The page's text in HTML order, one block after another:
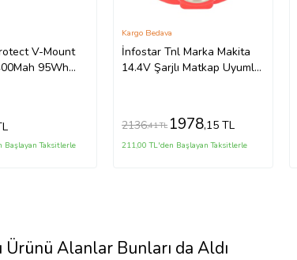
V-Mount
95Wh
Başlayan Taksitlerle
İnfostar Tnl Marka Makita
14.4V Şarjlı Matkap Uyumlu
Kargo Bedava
2136,41 TL 1978,15 TL
211,00 TL'den Başlayan Taksitlerle
Ürünü Alanlar Bunları da Aldı